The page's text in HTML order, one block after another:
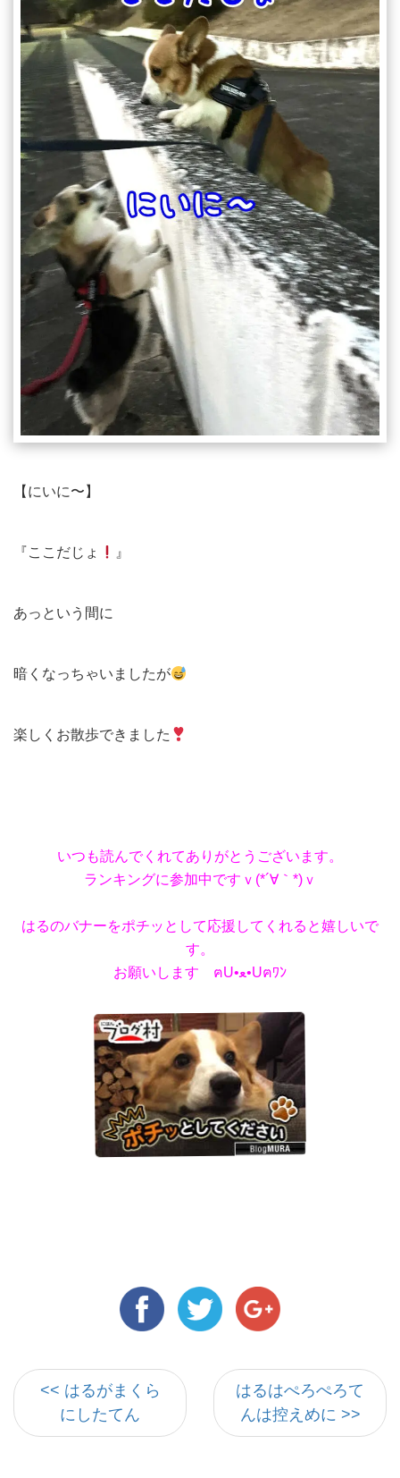
【にいに〜】
『ここだじょ 』
あっという間に
暗くなっちゃいましたが
楽しくお散歩できました
いつも読んでくれてありがとうございます。
ランキングに参加中ですｖ(*´∀｀*)ｖ
はるのバナーをポチッとして応援してくれると嬉しいで
す。
お願いします ฅU•ﻌ•Uฅﾜﾝ
<< はるがまくら
にしたてん
はるはぺろぺろて
んは控えめに >>